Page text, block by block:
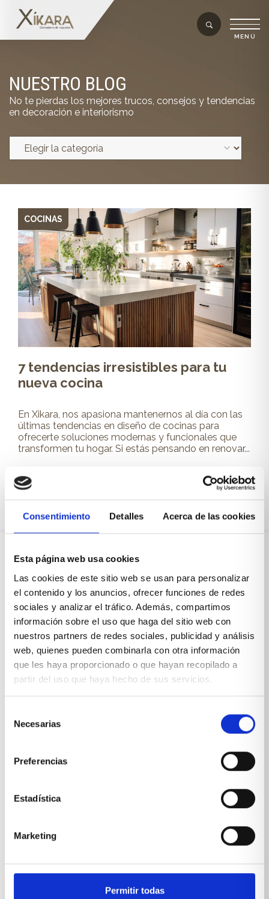
Consentimiento Detalles Acerca de las cookies
Esta página web usa cookies
Las cookies de este sitio web se usan para personalizar
el contenido y los anuncios, ofrecer funciones de redes
sociales y analizar el tráfico. Además, compartimos
información sobre el uso que haga del sitio web con
nuestros partners de redes sociales, publicidad y análisis
web, quienes pueden combinarla con otra información
que les haya proporcionado o que hayan recopilado a
partir del uso que haya hecho de sus servicios.
Necesarias
Preferencias
Estadística
Marketing
Permitir todas
NUESTRO BLOG
No te pierdas los mejores trucos, consejos y tendencias
en decoración e interiorismo
COCINAS
7 tendencias irresistibles para tu
nueva cocina
En Xikara, nos apasiona mantenernos al día con las
últimas tendencias en diseño de cocinas para
ofrecerte soluciones modernas y funcionales que
transformen tu hogar. Si estás pensando en renovar...
Sobre Xíkara
Inicio
Blog
Reseñas Google
SOLICITA UNA CITA
Cocinas a medida
Profesionales